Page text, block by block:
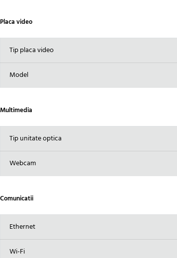
Placa video
Tip placa video
Model
Multimedia
Tip unitate optica
Webcam
Comunicatii
Ethernet
Wi-Fi